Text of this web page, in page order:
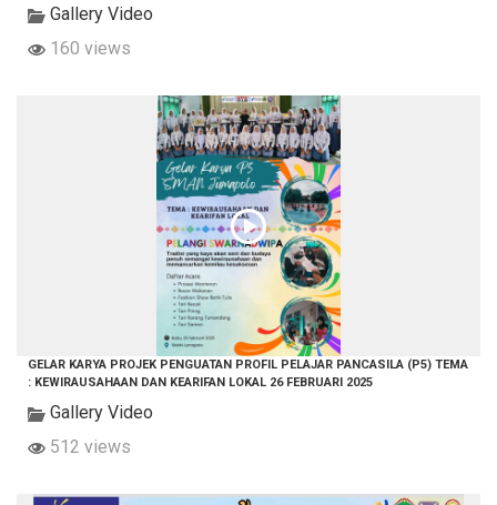
Gallery Video
160 views
GELAR KARYA PROJEK PENGUATAN PROFIL PELAJAR PANCASILA (P5) TEMA
: KEWIRAUSAHAAN DAN KEARIFAN LOKAL 26 FEBRUARI 2025
Gallery Video
512 views